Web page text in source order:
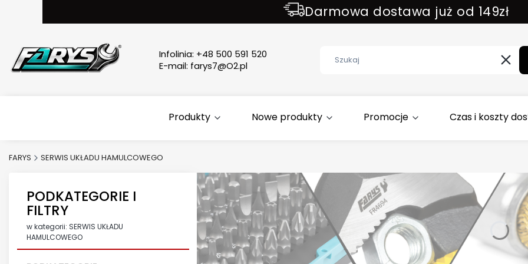
Darmowa dostawa już od 149zł
Infolinia: +48 500 591 520
E-mail: farys7@O2.pl
Produkty Nowe produkty Promocje Czas i koszty
FARYS SERWIS UKŁADU HAMULCOWEGO
PODKATEGORIE I
FILTRY
w kategorii: SERWIS UKŁADU
HAMULCOWEGO